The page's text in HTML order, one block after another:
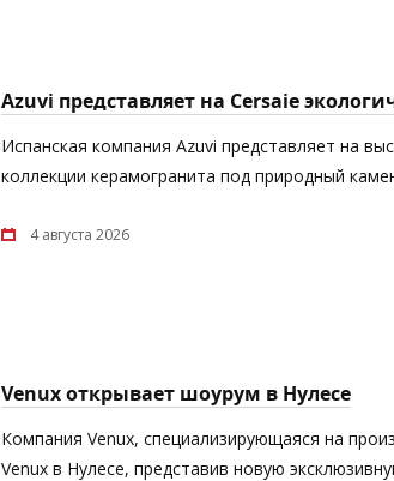
Azuvi представляет на Cersaie
Испанская компания Azuvi представляет на
коллекции керамогранита под природный
4 августа 2026
Venux открывает шоурум в Нулесе
Компания Venux, специализирующаяся на
Venux в Нулесе, представив новую